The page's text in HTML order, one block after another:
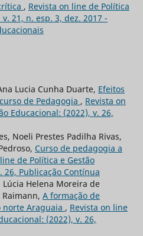
, Revista on line de Política
21, n. esp. 3, dez. 2017 -
Lucia Cunha Duarte, Efeitos
de Pedagogia , Revista on
Educacional: (2022), v. 26,
Noeli Prestes Padilha Rivas,
Curso de pedagogia a
de Política e Gestão
26, Publicação Contínua
Lúcia Helena Moreira de
A formação de
norte Araguaia , Revista on line
(2022), v. 26,